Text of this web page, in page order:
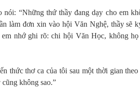
nói: “Những thứ thầy đang dạy cho em
làm đơn xin vào hội Văn Nghệ, thầy sẽ
em nhớ ghi rõ: chi hội Văn Học, không
thức thơ ca của tôi sau một thời gian
không sao.”